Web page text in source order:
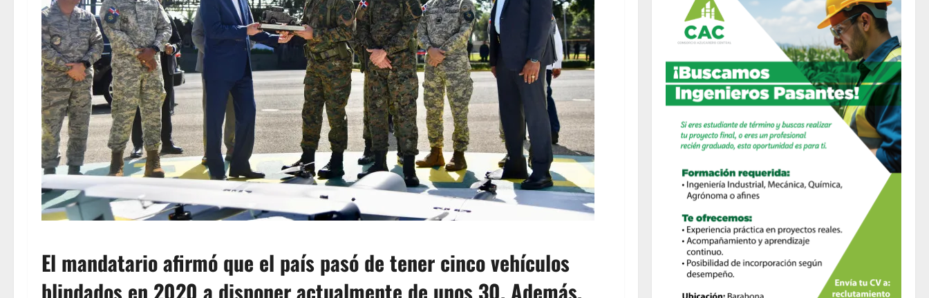
El mandatario afirmó que el país pasó de tener cinco vehículos
blindados en 2020 a disponer actualmente de unos 30. Además,